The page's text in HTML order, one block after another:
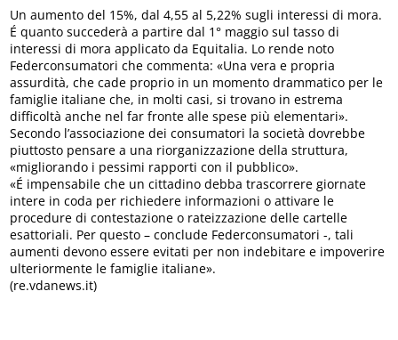
Un aumento del 15%, dal 4,55 al 5,22% sugli interessi di mora.
É quanto succederà a partire dal 1° maggio sul tasso di
interessi di mora applicato da Equitalia. Lo rende noto
Federconsumatori che commenta: «Una vera e propria
assurdità, che cade proprio in un momento drammatico per le
famiglie italiane che, in molti casi, si trovano in estrema
difficoltà anche nel far fronte alle spese più elementari».
Secondo l’associazione dei consumatori la società dovrebbe
piuttosto pensare a una riorganizzazione della struttura,
«migliorando i pessimi rapporti con il pubblico».
«É impensabile che un cittadino debba trascorrere giornate
intere in coda per richiedere informazioni o attivare le
procedure di contestazione o rateizzazione delle cartelle
esattoriali. Per questo – conclude Federconsumatori -, tali
aumenti devono essere evitati per non indebitare e impoverire
ulteriormente le famiglie italiane».
(re.vdanews.it)